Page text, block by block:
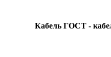
Кабель ГОСТ -